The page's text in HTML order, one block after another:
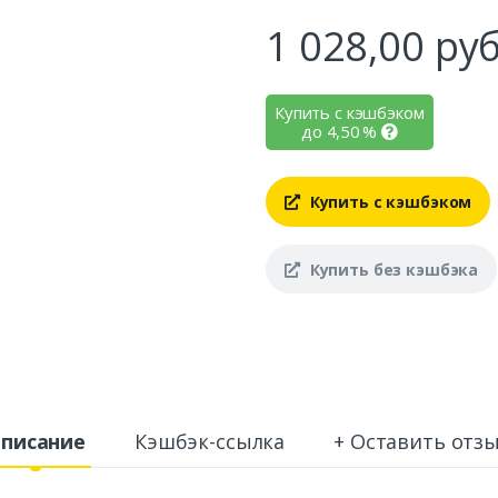
1 028,00
Купить с кэшбэком
до 4,50%
Купить с кэшбэком
Купить без кэшбэка
Кэшбэк-ссылка + Оставить